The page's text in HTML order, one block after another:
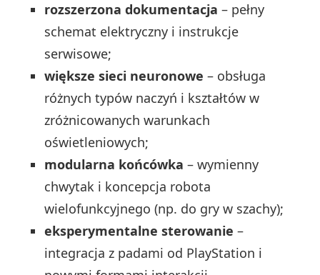
rozszerzona dokumentacja – pełny
schemat elektryczny i instrukcje
serwisowe;
większe sieci neuronowe – obsługa
różnych typów naczyń i kształtów w
zróżnicowanych warunkach
oświetleniowych;
modularna końcówka – wymienny
chwytak i koncepcja robota
wielofunkcyjnego (np. do gry w szachy);
eksperymentalne sterowanie –
integracja z padami od PlayStation i